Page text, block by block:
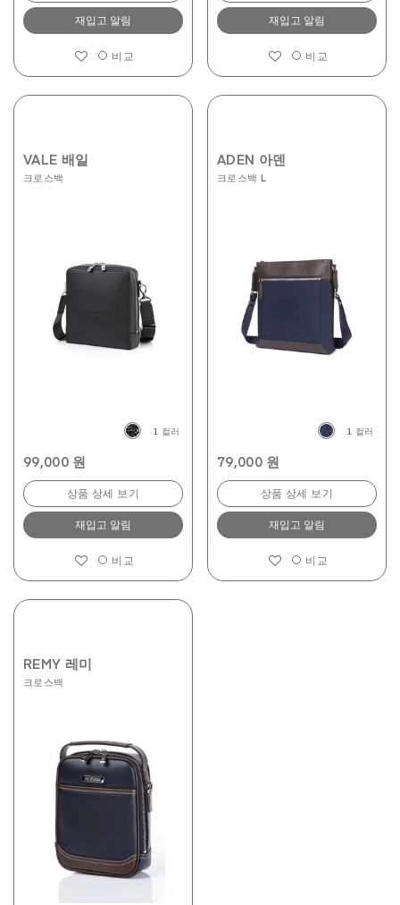
재입고 알림
비교
재입고 알림
비교
1 컬러
VALE 배일
크로스백
99,000 원
상품 상세 보기
재입고 알림
비교
1 컬러
ADEN 아덴
크로스백 L
79,000 원
상품 상세 보기
재입고 알림
비교
REMY 레미
크로스백